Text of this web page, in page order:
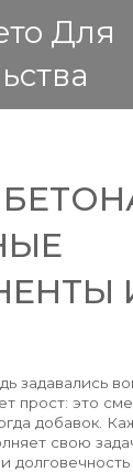
Для
задавались
прост: это
добавок.
свою